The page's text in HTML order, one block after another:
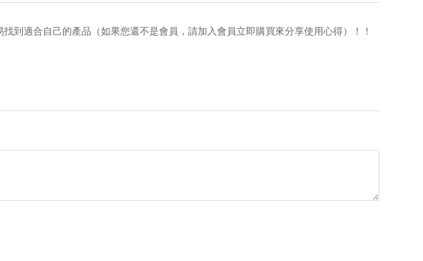
到適合自己的產品（如果您還不是會員，請加入會員立即購買來分享使用心得）！！